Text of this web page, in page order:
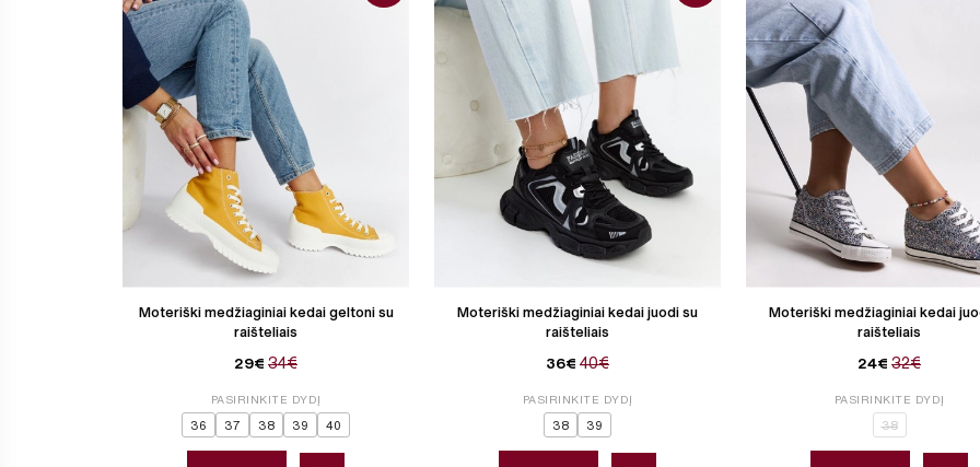
Moteriški medžiaginiai kedai geltoni su
raišteliais
29€ 34€
PASIRINKITE DYDĮ
36 37 38 39 40
Moteriški medžiaginiai kedai juodi su
raišteliais
36€ 40€
PASIRINKITE DYDĮ
38 39
Moteriški medžiaginiai kedai
raišteliais
24€ 32€
PASIRINKITE DYDĮ
38